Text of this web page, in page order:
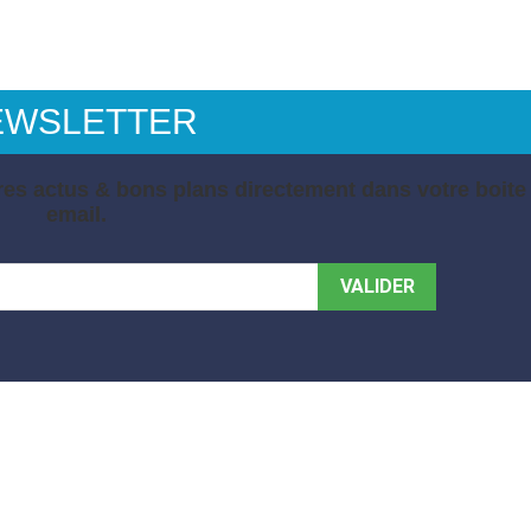
actus & bons plans directement dans votre boite
email.